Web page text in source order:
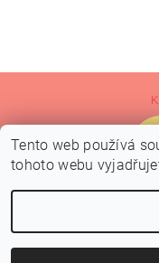
2026 © Crystal
Tento web používá
tohoto webu